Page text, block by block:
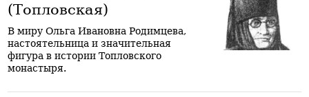
(Топловская)
В миру Ольга Ивановна Родимцева,
настоятельница и значительная
фигура в истории Топловского
монастыря.